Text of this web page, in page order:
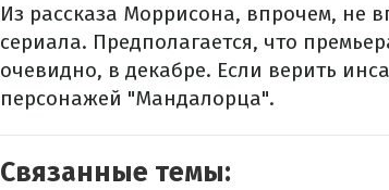
Из рассказа Моррисона, впрочем, не
сериала. Предполагается, что
очевидно, в декабре. Если верить
персонажей "Мандалорца".
Связанные темы: